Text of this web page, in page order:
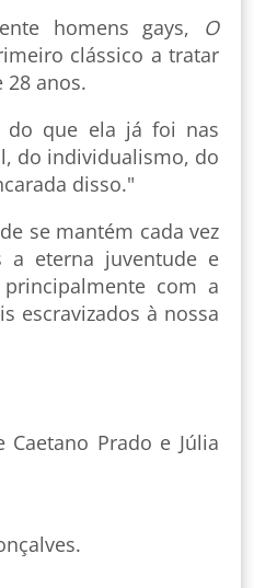
homens gays, O
clássico a tratar
28 anos.
do que ela já foi nas
do individualismo, do
disso."
se mantém cada vez
a eterna juventude e
com a
escravizados à nossa
Prado e Júlia